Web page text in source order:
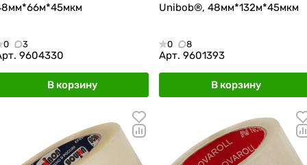
0 3
9604330
В корзину
Unibob®, 48мм*132м*45мкм
0 8
Арт. 9601393
В корзину